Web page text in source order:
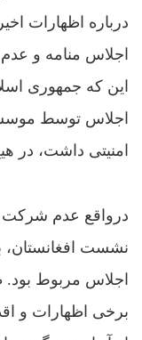
درباره‌ اظهارات
اجلاس منامه و
اين‌ که جمهورى
اجلاس توسط
امنيتى داشت،
درواقع عدم شرکت
نشست افغانستان،
اجلاس مربوط
برخى اظهارات و